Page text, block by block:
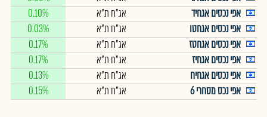
אפי נכסים אגחיד
אג"ח ת"א
0.10%
אפי נכסים אגחטו
אג"ח ת"א
0.03%
אפי נכסים אגחטז
אג"ח ת"א
0.17%
אפי נכסים אגחיז
אג"ח ת"א
0.17%
אפי נכסים אגחיח
אג"ח ת"א
0.13%
אפי נכס מסחרי 6
אג"ח ת"א 0.15%